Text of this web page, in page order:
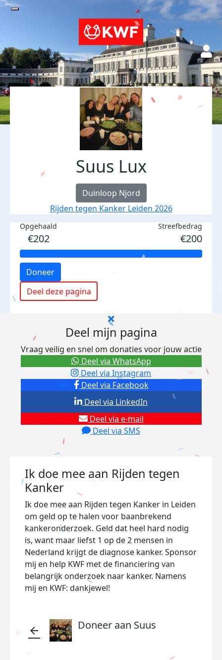
Suus Lux
Duinloop Njord
Rijden tegen Kanker Leiden 2026
Opgehaald
€202
Streefbedrag
€200
Doneer
Deel deze pagina
Deel mijn pagina
Vraag veilig en snel om donaties voor jouw actie
Deel via Facebook
Deel via Instagram
Deel via e-mail
Deel via SMS
Deel via LinkedIn
Deel via WhatsApp
Ik doe mee aan Rijden tegen
Kanker
Ik doe mee aan Rijden tegen Kanker in Leiden
om geld op te halen voor baanbrekend
kankeronderzoek. Geld dat heel hard nodig
is, want maar liefst 1 op de 2 mensen in
Nederland krijgt de diagnose kanker. Sponsor
mij en help KWF met de financiering van
belangrijk onderzoek naar kanker. Namens
mij en KWF: dankjewel!
arrow_back Doneer aan Suus